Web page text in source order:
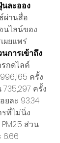
ผ่านสื่อ
นไลน์ของ
ผยแพร่
การเข้าถึง
กดไลค์
ครั้ง
ครั้ง
ยละ 93.34
ที่ไม่นิ่ง
ส่วน
6.66